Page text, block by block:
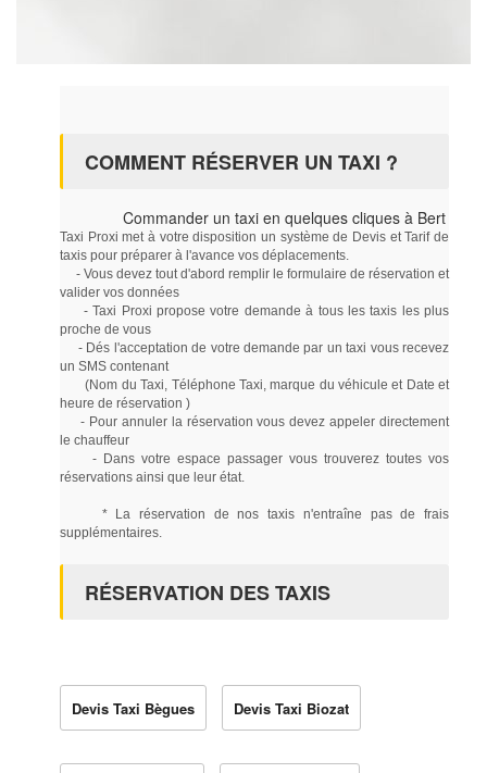
COMMENT RÉSERVER UN TAXI ?
Commander un taxi en quelques cliques à Bert
Taxi Proxi met à votre disposition un système de Devis et Tarif de
taxis pour préparer à l'avance vos déplacements.
- Vous devez tout d'abord remplir le formulaire de réservation et
valider vos données
- Taxi Proxi propose votre demande à tous les taxis les plus
proche de vous
- Dés l'acceptation de votre demande par un taxi vous recevez
un SMS contenant
(Nom du Taxi, Téléphone Taxi, marque du véhicule et Date et
heure de réservation )
- Pour annuler la réservation vous devez appeler directement
le chauffeur
- Dans votre espace passager vous trouverez toutes vos
réservations ainsi que leur état.
* La réservation de nos taxis n'entraîne pas de frais
supplémentaires.
RÉSERVATION DES TAXIS
Devis Taxi Bègues Devis Taxi Biozat